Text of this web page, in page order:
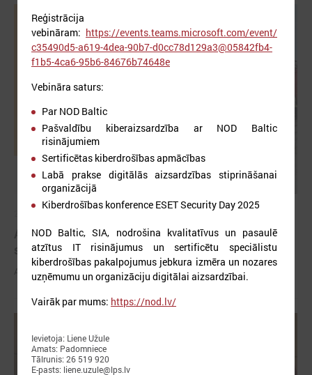
Aicina pašvaldības pieteikties mācībām "Drošība
sākas ar Tevi!"
Aicina pašvaldības pieteikties mācībām "Drošība sākas ar Tevi!"
Reģistrācija
vebināram: https://events.teams.microsoft.com/event/
c35490d5-a619-4dea-90b7-d0cc78d129a3@05842fb4-
f1b5-4ca6-95b6-84676b74648e
Vebināra saturs:
Par NOD Baltic
Pašvaldību kiberaizsardzība ar NOD Baltic
risinājumiem
Sertificētas kiberdrošības apmācības
Labā prakse digitālās aizsardzības stiprināšanai
organizācijā
Kiberdrošības konference ESET Security Day 2025
NOD Baltic, SIA, nodrošina kvalitatīvus un pasaulē
atzītus IT risinājumus un sertificētu speciālistu
kiberdrošības pakalpojumus jebkura izmēra un nozares
uzņēmumu un organizāciju digitālai aizsardzībai.
Vairāk par mums: https://nod.lv/
Ievietoja: Liene Užule
Amats: Padomniece
Tālrunis: 26 519 920
E-pasts: liene.uzule@lps.lv